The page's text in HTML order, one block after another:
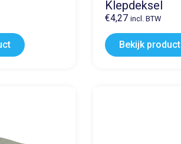
Klepdeksel
€4,27 incl. BTW
Bekijk product